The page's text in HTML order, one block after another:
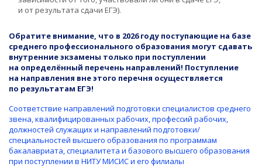
и от результата сдачи ЕГЭ).
Обратите внимание, что в 2026 году поступающие на базе
среднего профессионального образования могут сдавать
внутренние экзамены только при поступлении
на определённый перечень направлений! Поступление
на направления вне этого перечня осуществляется
по результатам ЕГЭ!
Соответствие направлений подготовки специалистов среднего
звена, квалифицированных рабочих, профессий рабочих,
должностей служащих и направлений подготовки/
специальностей высшего образования по программам
бакалавриата, специалитета и базового высшего образования
при поступлении в НИТУ МИСИС и его филиалы